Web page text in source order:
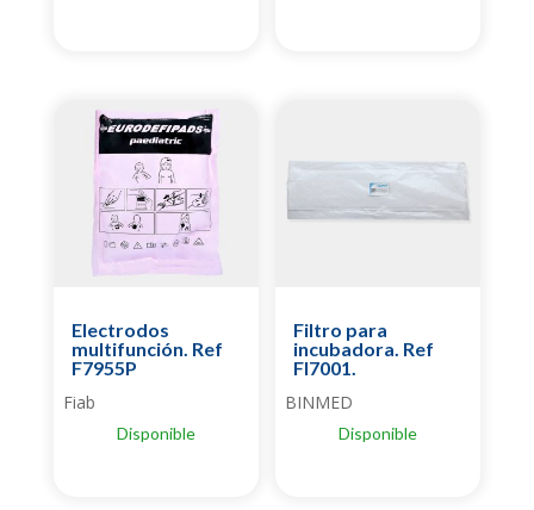
Electrodos
multifunción. Ref
F7955P
Fiab
Disponible
Filtro para
incubadora. Ref
FI7001.
BINMED
Disponible